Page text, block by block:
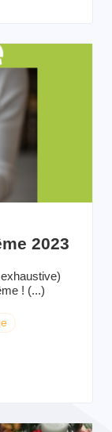
2023
! (...)